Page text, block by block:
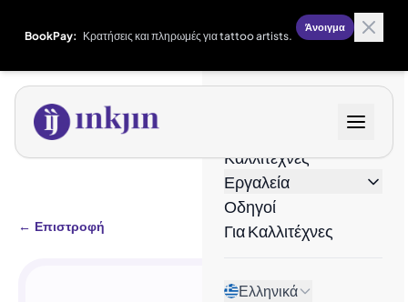
BookPay: Κρατήσεις και πληρωμές για tattoo artists.
Άνοιγμα
Καλλιτέχνες
Εργαλεία
Οδηγοί
Για Καλλιτέχνες
Ελληνικά
← Επιστροφή